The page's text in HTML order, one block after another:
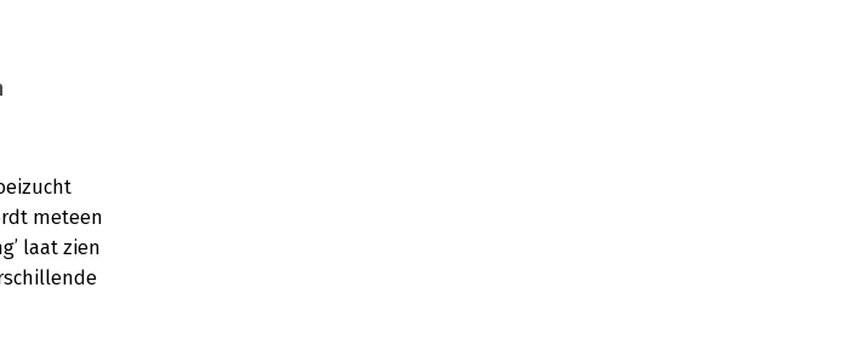
meteen
laat zien